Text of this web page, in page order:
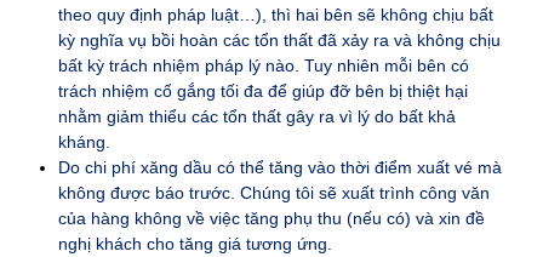
theo quy định pháp luật…), thì hai bên sẽ không chịu bất
kỳ nghĩa vụ bồi hoàn các tổn thất đã xảy ra và không chịu
bất kỳ trách nhiệm pháp lý nào. Tuy nhiên mỗi bên có
trách nhiệm cố gắng tối đa để giúp đỡ bên bị thiệt hại
nhằm giảm thiểu các tổn thất gây ra vì lý do bất khả
kháng.
Do chi phí xăng dầu có thể tăng vào thời điểm xuất vé mà
không được báo trước. Chúng tôi sẽ xuất trình công văn
của hàng không về việc tăng phụ thu (nếu có) và xin đề
nghị khách cho tăng giá tương ứng